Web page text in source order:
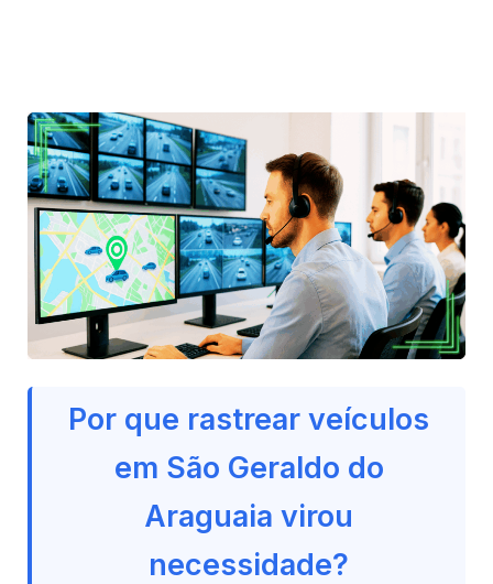
Por que rastrear veículos
em São Geraldo do
Araguaia virou
necessidade?